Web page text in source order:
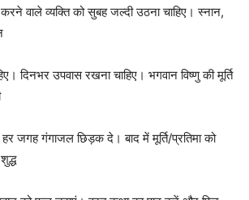
वाले व्यक्ति को सुबह जल्दी उठना चाहिए। स्नान,
दिनभर उपवास रखना चाहिए। भगवान विष्णु की मूर्ति
जगह गंगाजल छिड़क दे। बाद में मूर्ति/प्रतिमा को